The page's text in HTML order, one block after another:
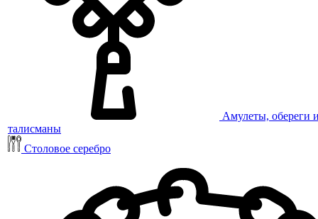
Амулеты, обереги
талисманы
Столовое серебро